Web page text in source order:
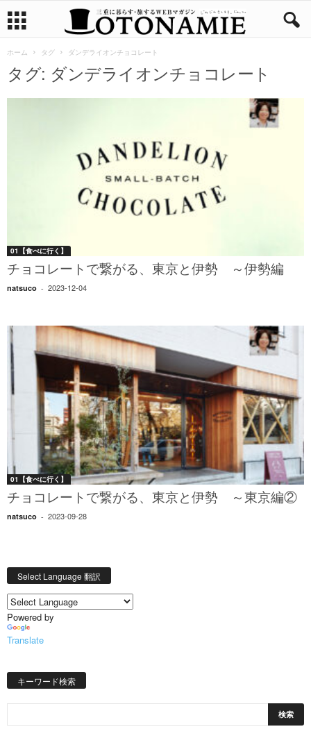
ホーム タグ ダンデライオンチョコレート
タグ: ダンデライオンチョコレート
01【食べに行く】
チョコレートで繋がる、東京と伊勢 ～伊勢編
natsuco - 2023-12-04
01【食べに行く】
チョコレートで繋がる、東京と伊勢 ～東京編②
natsuco - 2023-09-28
Select Language 翻訳
Powered by
Translate
キーワード検索